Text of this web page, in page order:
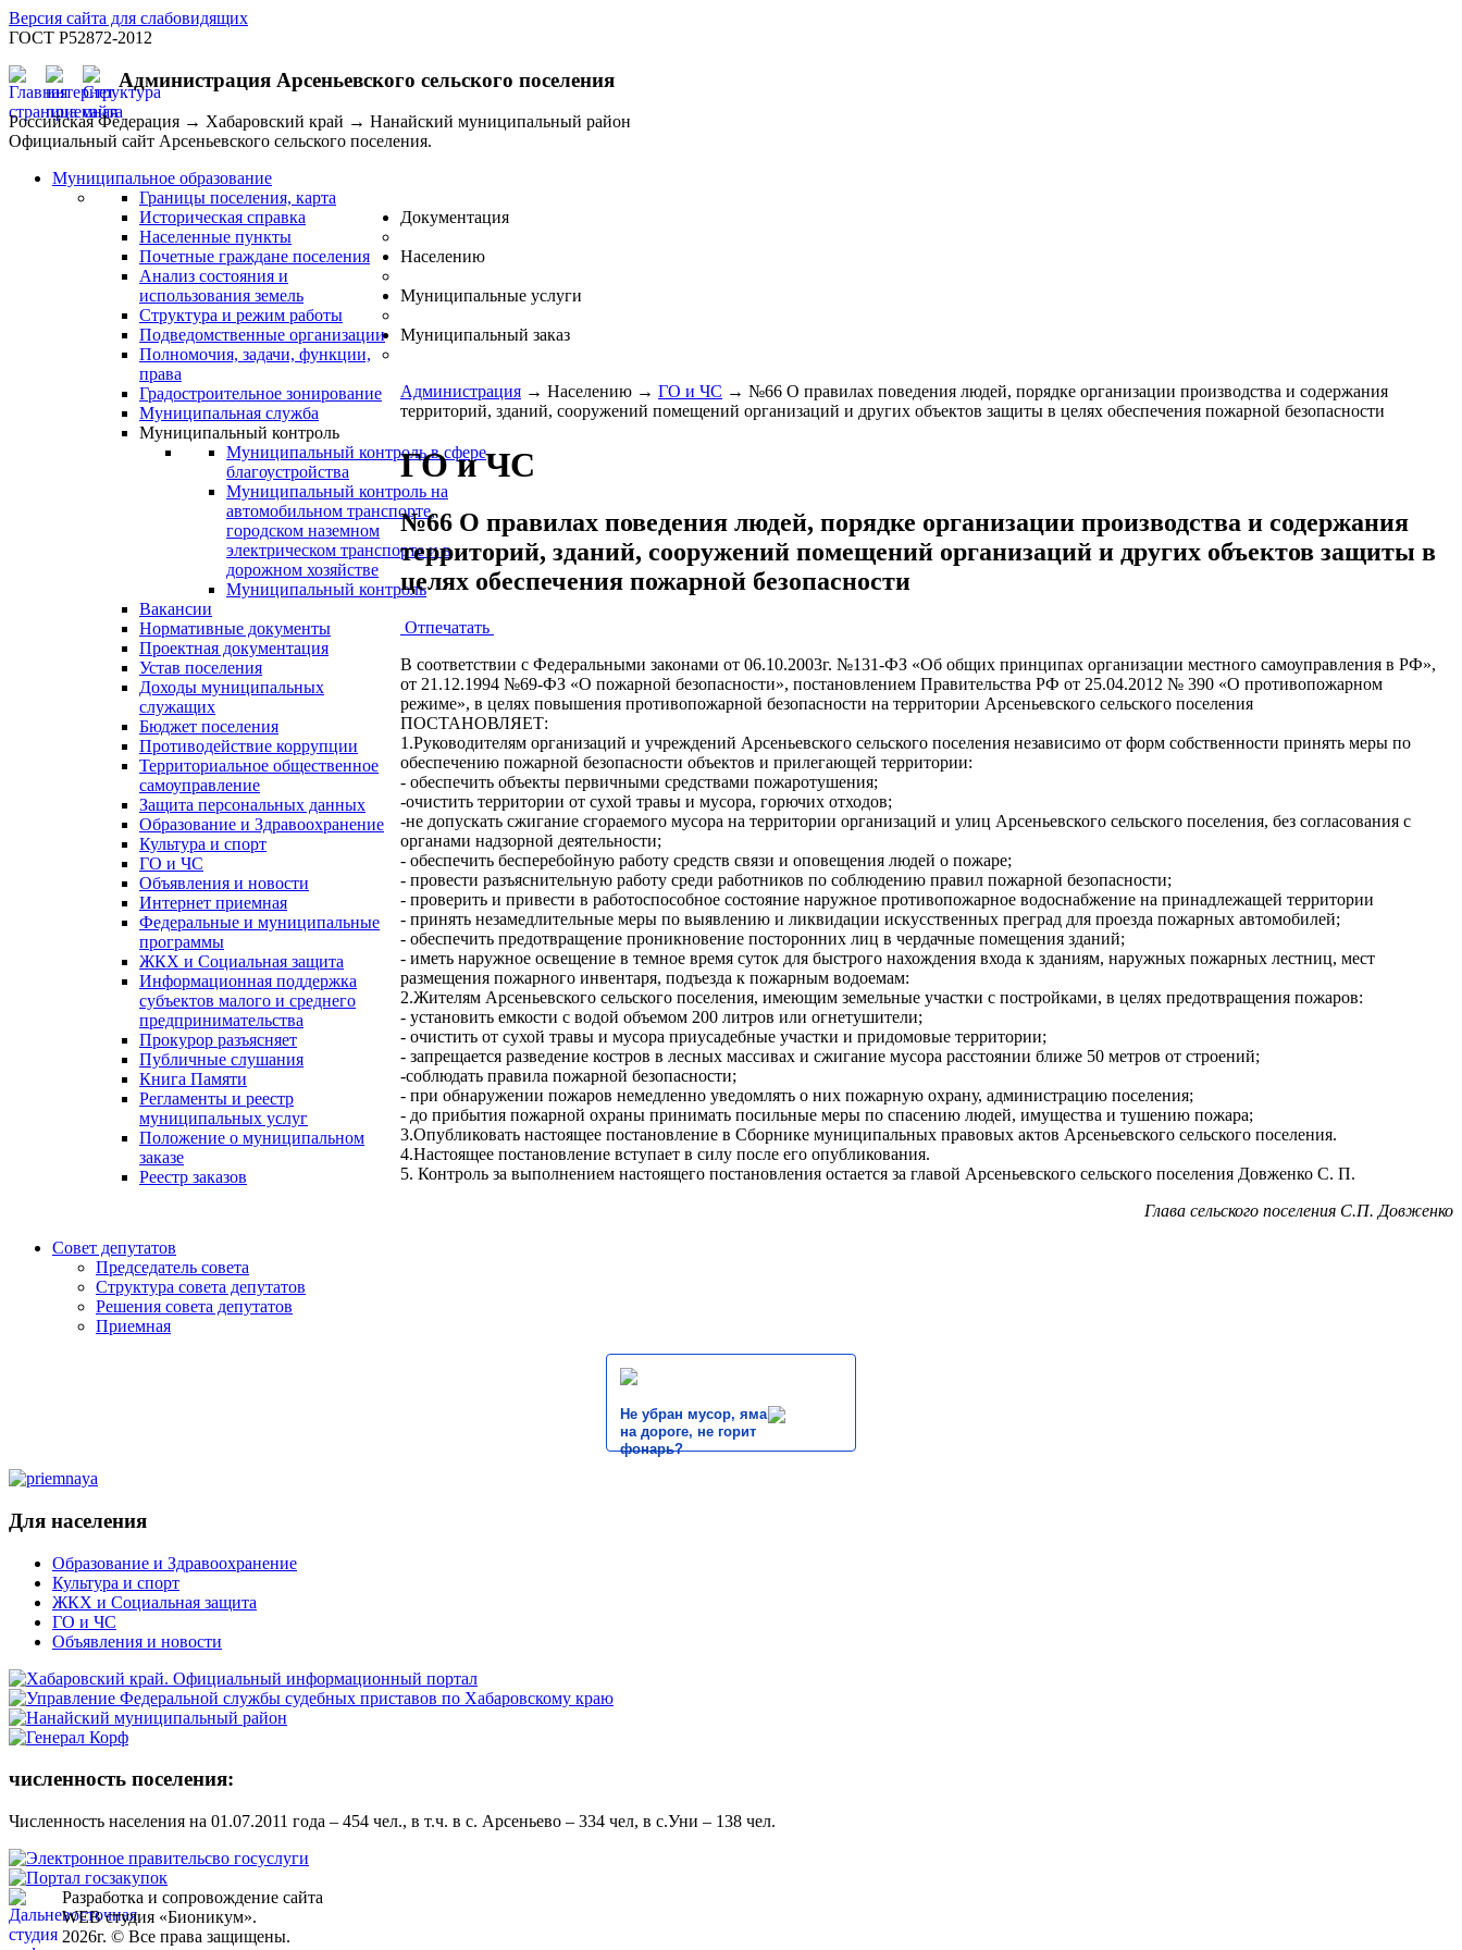
Версия сайта для слабовидящих
ГОСТ Р52872-2012
Администрация Арсеньевского сельского поселения
Российская Федерация → Хабаровский край → Нанайский муниципальный район
Официальный сайт Арсеньевского сельского поселения.
Муниципальное образование
Границы поселения, карта
Историческая справка
Населенные пункты
Почетные граждане поселения
Анализ состояния и
использования земель
Структура и режим работы
Подведомственные организации
Полномочия, задачи, функции,
права
Градостроительное зонирование
Муниципальная служба
Муниципальный контроль
Муниципальный контроль в сфере
благоустройства
Муниципальный контроль на
автомобильном транспорте,
городском наземном
электрическом транспорте и в
дорожном хозяйстве
Муниципальный контроль
Вакансии
Документация
Нормативные документы
Проектная документация
Устав поселения
Доходы муниципальных
служащих
Бюджет поселения
Противодействие коррупции
Территориальное общественное
самоуправление
Защита персональных данных
Населению
Образование и Здравоохранение
Культура и спорт
ГО и ЧС
Объявления и новости
Интернет приемная
Федеральные и муниципальные
программы
ЖКХ и Социальная защита
Информационная поддержка
субъектов малого и среднего
предпринимательства
Прокурор разъясняет
Публичные слушания
Книга Памяти
Муниципальные услуги
Регламенты и реестр
муниципальных услуг
Муниципальный заказ
Положение о муниципальном
заказе
Реестр заказов
Администрация → Населению → ГО и ЧС → №66 О правилах поведения людей, порядке организации производства и содержания
территорий, зданий, сооружений помещений организаций и других объектов защиты в целях обеспечения пожарной безопасности
ГО и ЧС
№66 О правилах поведения людей, порядке организации производства и содержания
территорий, зданий, сооружений помещений организаций и других объектов защиты в
целях обеспечения пожарной безопасности
Отпечатать
В соответствии с Федеральными законами от 06.10.2003г. №131-ФЗ «Об общих принципах организации местного самоуправления в РФ»,
от 21.12.1994 №69-ФЗ «О пожарной безопасности», постановлением Правительства РФ от 25.04.2012 № 390 «О противопожарном
режиме», в целях повышения противопожарной безопасности на территории Арсеньевского сельского поселения
ПОСТАНОВЛЯЕТ:
1.Руководителям организаций и учреждений Арсеньевского сельского поселения независимо от форм собственности принять меры по
обеспечению пожарной безопасности объектов и прилегающей территории:
- обеспечить объекты первичными средствами пожаротушения;
-очистить территории от сухой травы и мусора, горючих отходов;
-не допускать сжигание сгораемого мусора на территории организаций и улиц Арсеньевского сельского поселения, без согласования с
органами надзорной деятельности;
- обеспечить бесперебойную работу средств связи и оповещения людей о пожаре;
- провести разъяснительную работу среди работников по соблюдению правил пожарной безопасности;
- проверить и привести в работоспособное состояние наружное противопожарное водоснабжение на принадлежащей территории
- принять незамедлительные меры по выявлению и ликвидации искусственных преград для проезда пожарных автомобилей;
- обеспечить предотвращение проникновение посторонних лиц в чердачные помещения зданий;
- иметь наружное освещение в темное время суток для быстрого нахождения входа к зданиям, наружных пожарных лестниц, мест
размещения пожарного инвентаря, подъезда к пожарным водоемам:
2.Жителям Арсеньевского сельского поселения, имеющим земельные участки с постройками, в целях предотвращения пожаров:
- установить емкости с водой объемом 200 литров или огнетушители;
- очистить от сухой травы и мусора приусадебные участки и придомовые территории;
- запрещается разведение костров в лесных массивах и сжигание мусора расстоянии ближе 50 метров от строений;
-соблюдать правила пожарной безопасности;
- при обнаружении пожаров немедленно уведомлять о них пожарную охрану, администрацию поселения;
- до прибытия пожарной охраны принимать посильные меры по спасению людей, имущества и тушению пожара;
3.Опубликовать настоящее постановление в Сборнике муниципальных правовых актов Арсеньевского сельского поселения.
4.Настоящее постановление вступает в силу после его опубликования.
5. Контроль за выполнением настоящего постановления остается за главой Арсеньевского сельского поселения Довженко С. П.
Глава сельского поселения С.П. Довженко
Совет депутатов
Председатель совета
Структура совета депутатов
Решения совета депутатов
Приемная
Не убран мусор, яма
на дороге, не горит
фонарь?
Для населения
Образование и Здравоохранение
Культура и спорт
ЖКХ и Социальная защита
ГО и ЧС
Объявления и новости
численность поселения:
Численность населения на 01.07.2011 года – 454 чел., в т.ч. в с. Арсеньево – 334 чел, в с.Уни – 138 чел.
Разработка и сопровождение сайта
WEB студия «Бионикум».
2026г. © Все права защищены.